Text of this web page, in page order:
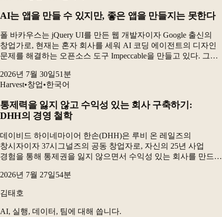
AI는 앱을 만들 수 있지만, 좋은 앱을 만들지는 못한다
폴 바카우스는 jQuery UI를 만든 웹 개발자이자 Google 출신의
창업가로, 현재는 혼자 회사를 세워 AI 코딩 에이전트의 디자인
문제를 해결하는 오픈소스 도구 Impeccable을 만들고 있다. 그는
창의성보다 “무엇을 하지...
2026년 7월 30일51 분
Harvest•창업•한국어
통제력을 잃지 않고 수익성 있는 회사 구축하기:
DHH의 경영 철학
데이비드 하이네마이어 한손(DHH)은 루비 온 레일즈의
창시자이자 37시그널즈의 공동 창업자로, 자신의 25년 사업
경험을 통해 통제권을 잃지 않으면서 수익성 있는 회사를 만드는
비용을 철저히 관리하는 것이 성공의 핵심이라고 강조합...
2026년 7월 27일54분
김태호
AI, 실행, 데이터, 팀에 대해 씁니다.